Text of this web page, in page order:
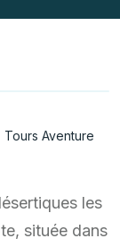
Tours Aventure
les
située dans